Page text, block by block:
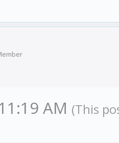
AM (This